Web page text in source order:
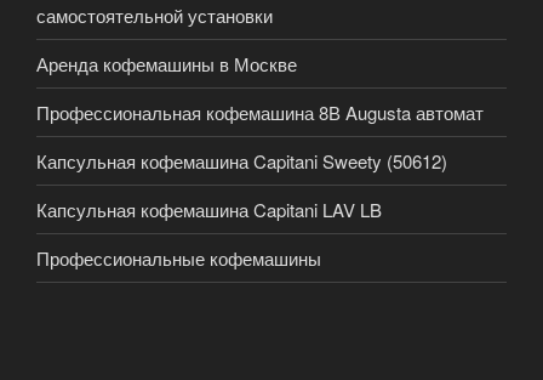
самостоятельной установки
Аренда кофемашины в Москве
Профессиональная кофемашина 8В Augusta автомат
Капсульная кофемашина Capitani Sweety (50612)
Капсульная кофемашина Capitani LAV LB
Профессиональные кофемашины